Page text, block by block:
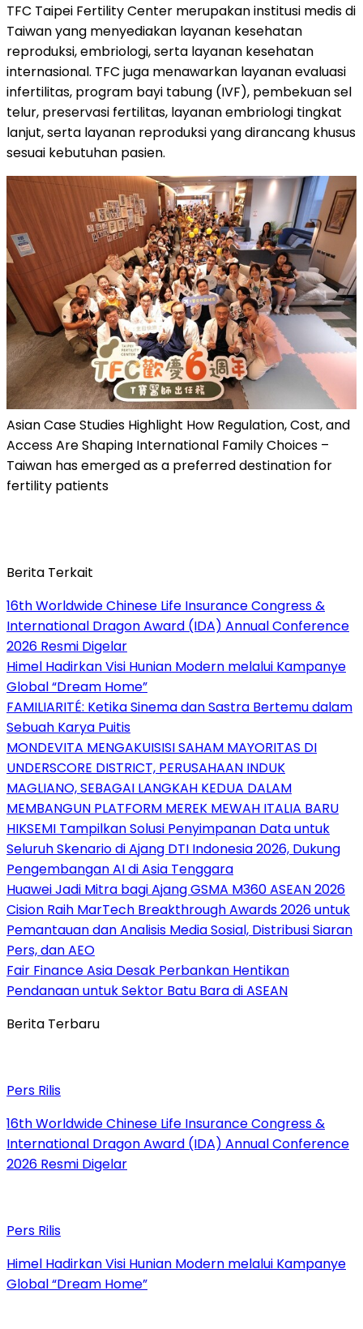
TFC Taipei Fertility Center merupakan institusi medis di
Taiwan yang menyediakan layanan kesehatan
reproduksi, embriologi, serta layanan kesehatan
internasional. TFC juga menawarkan layanan evaluasi
infertilitas, program bayi tabung (IVF), pembekuan sel
telur, preservasi fertilitas, layanan embriologi tingkat
lanjut, serta layanan reproduksi yang dirancang khusus
sesuai kebutuhan pasien.
Asian Case Studies Highlight How Regulation, Cost, and
Access Are Shaping International Family Choices –
Taiwan has emerged as a preferred destination for
fertility patients
Berita Terkait
16th Worldwide Chinese Life Insurance Congress &
International Dragon Award (IDA) Annual Conference
2026 Resmi Digelar
Himel Hadirkan Visi Hunian Modern melalui Kampanye
Global “Dream Home”
FAMILIARITÉ: Ketika Sinema dan Sastra Bertemu dalam
Sebuah Karya Puitis
MONDEVITA MENGAKUISISI SAHAM MAYORITAS DI
UNDERSCORE DISTRICT, PERUSAHAAN INDUK
MAGLIANO, SEBAGAI LANGKAH KEDUA DALAM
MEMBANGUN PLATFORM MEREK MEWAH ITALIA BARU
HIKSEMI Tampilkan Solusi Penyimpanan Data untuk
Seluruh Skenario di Ajang DTI Indonesia 2026, Dukung
Pengembangan AI di Asia Tenggara
Huawei Jadi Mitra bagi Ajang GSMA M360 ASEAN 2026
Cision Raih MarTech Breakthrough Awards 2026 untuk
Pemantauan dan Analisis Media Sosial, Distribusi Siaran
Pers, dan AEO
Fair Finance Asia Desak Perbankan Hentikan
Pendanaan untuk Sektor Batu Bara di ASEAN
Berita Terbaru
Pers Rilis
16th Worldwide Chinese Life Insurance Congress &
International Dragon Award (IDA) Annual Conference
2026 Resmi Digelar
Pers Rilis
Himel Hadirkan Visi Hunian Modern melalui Kampanye
Global “Dream Home”